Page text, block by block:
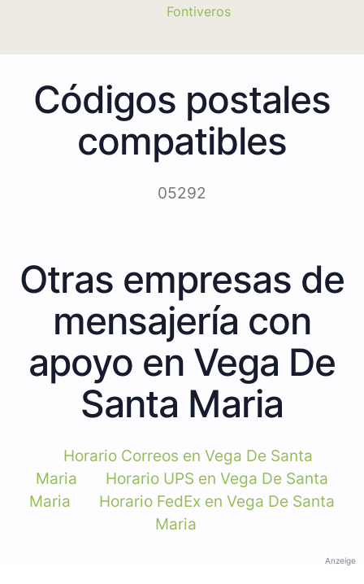
Fontiveros
Códigos postales
compatibles
05292
Otras empresas de
mensajería con
apoyo en Vega De
Santa Maria
Horario Correos en Vega De Santa
Maria
Horario UPS en Vega De Santa
Maria
Horario FedEx en Vega De Santa
Maria
Anzeige